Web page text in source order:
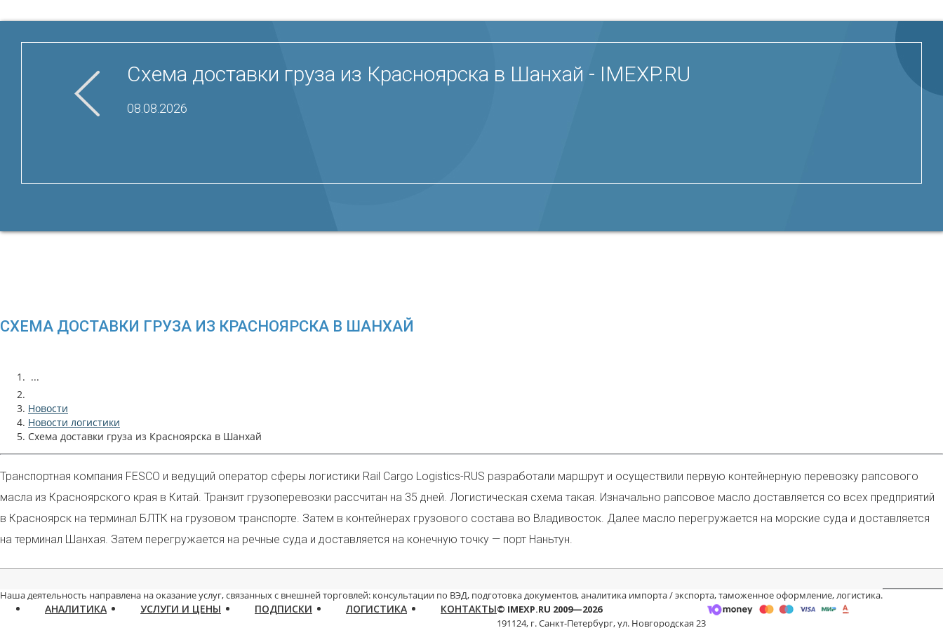
Схема доставки груза из Красноярска в Шанхай - IMEXP.RU
08.08.2026
СХЕМА ДОСТАВКИ ГРУЗА ИЗ КРАСНОЯРСКА В ШАНХАЙ
...
Новости
Новости логистики
Схема доставки груза из Красноярска в Шанхай
Транспортная компания FESCO и ведущий оператор сферы логистики Rail Cargo Logistics-RUS разработали маршрут и осуществили первую контейнерную перевозку рапсового
масла из Красноярского края в Китай. Транзит грузоперевозки рассчитан на 35 дней. Логистическая схема такая. Изначально рапсовое масло доставляется со всех предприятий
в Красноярск на терминал БЛТК на грузовом транспорте. Затем в контейнерах грузового состава во Владивосток. Далее масло перегружается на морские суда и доставляется
на терминал Шанхая. Затем перегружается на речные суда и доставляется на конечную точку — порт Наньтун.
Наша деятельность направлена на оказание услуг, связанных с внешней торговлей: консультации по ВЭД, подготовка документов, аналитика импорта / экспорта, таможенное оформление, логистика.
АНАЛИТИКА УСЛУГИ И ЦЕНЫ ПОДПИСКИ ЛОГИСТИКА КОНТАКТЫ© IMEXP.RU 2009—2026
191124, г. Санкт-Петербург,ул. Новгородская 23